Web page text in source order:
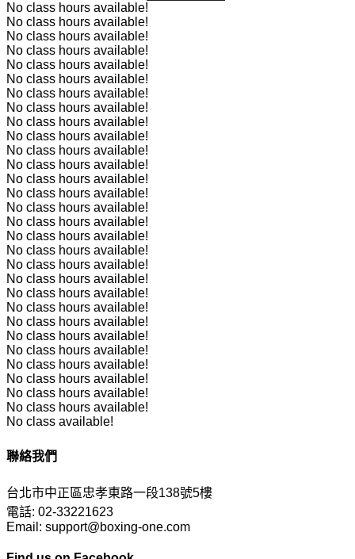
No class hours available!
No class hours available!
No class hours available!
No class hours available!
No class hours available!
No class hours available!
No class hours available!
No class hours available!
No class hours available!
No class hours available!
No class hours available!
No class hours available!
No class hours available!
No class hours available!
No class hours available!
No class hours available!
No class hours available!
No class hours available!
No class hours available!
No class hours available!
No class hours available!
No class hours available!
No class hours available!
No class hours available!
No class hours available!
No class hours available!
No class hours available!
No class hours available!
No class hours available!
No class available!
聯絡我們
台北市中正區忠孝東路一段138號5樓
電話: 02-33221623
Email: support@boxing-one.com